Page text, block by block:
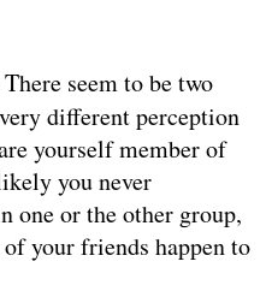
There seem to be two
different perception
yourself member of
you never
one or the other group,
your friends happen to